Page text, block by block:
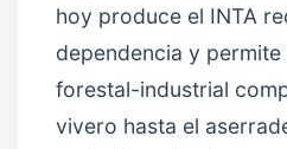
hoy produce el INTA
dependencia y permite
forestal-industrial
vivero hasta el